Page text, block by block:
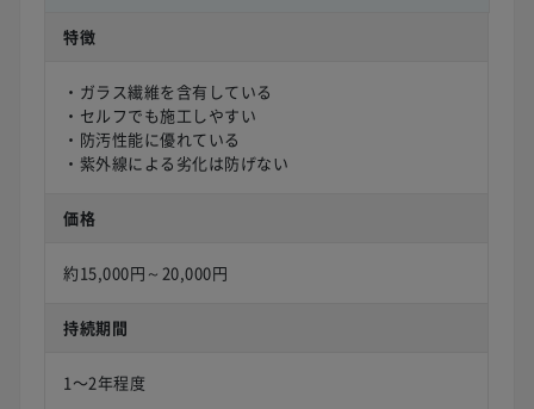
特徴
・ガラス繊維を含有している
・セルフでも施工しやすい
・防汚性能に優れている
・紫外線による劣化は防げない
価格
約15,000円～20,000円
持続期間
1〜2年程度